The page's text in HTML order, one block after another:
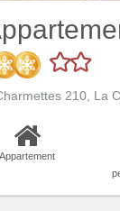
210, La
Appartement